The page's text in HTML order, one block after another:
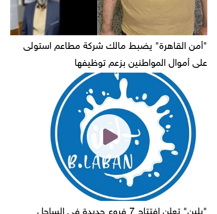
"أمن القاهرة" يضبط مالك شركة مطاعم استولى
على أموال المواطنين بزعم توظيفها
"بلبن" تعلن افتتاح 7 فروع جديدة في الساحل